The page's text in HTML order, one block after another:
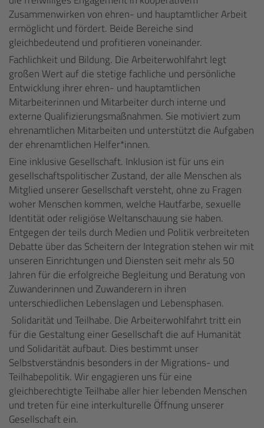
Zusammenwirken von ehren- und hauptamtlicher Arbeit
ermöglicht und fördert. Beide Bereiche sind
gleichbedeutend und profitieren voneinander.
Fachlichkeit und Bildung. Die Arbeiterwohlfahrt legt
großen Wert auf die stetige fachliche und persönliche
Entwicklung ihrer ehren- und hauptamtlichen
Mitarbeiterinnen und Mitarbeiter durch interne und
externe Qualifizierungsmaßnahmen. Sie motiviert zum
ehrenamtlichen Mitarbeiten und unterstützt die Aufgaben
der ehrenamtlichen Helfer*innen.
Eine inklusive Gesellschaft. Inklusion ist für uns ein
gesellschaftspolitischer Zustand, der alle Menschen als
Mitglied unserer Gesellschaft versteht, ohne zu Fragen
woher Menschen kommen, welche Hautfarbe, sexuelle
Identität oder religiöse Weltanschauung sie haben.
Entgegen der teils durch Medien und Politik verbreiteten
Debatte über das Scheitern der Integration stehen wir mit
unseren Einrichtungen und Diensten seit mehr als 50
Jahren für die erfolgreiche Begleitung und Beratung von
Zuwanderinnen und Zuwanderern in ihren
unterschiedlichen Lebenslagen und Lebensphasen.
Solidarität und Teilhabe. Die Arbeiterwohlfahrt tritt ein
für die Gestaltung einer Gesellschaft die auf Humanität
und Solidarität aufbaut. Dies bestimmt unser
Selbstverständnis besonders in der Migrations- und
Teilhabepolitik. Wir engagieren uns für eine
gleichberechtigte Teilhabe aller hier lebenden Menschen
und treten für eine interkulturelle Öffnung unserer
Gesellschaft ein.